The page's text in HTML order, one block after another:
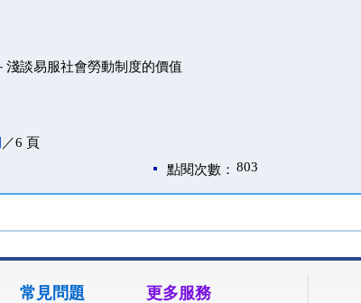
談易服社會勞動制度的價值
／6 頁
點閱次數： 803
常見問題 更多服務